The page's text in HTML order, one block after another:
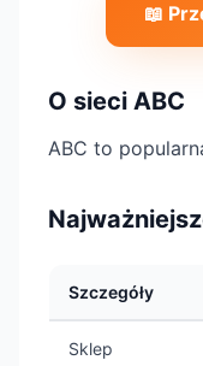
📖
O sieci ABC
ABC to
Szczegóły
Sklep